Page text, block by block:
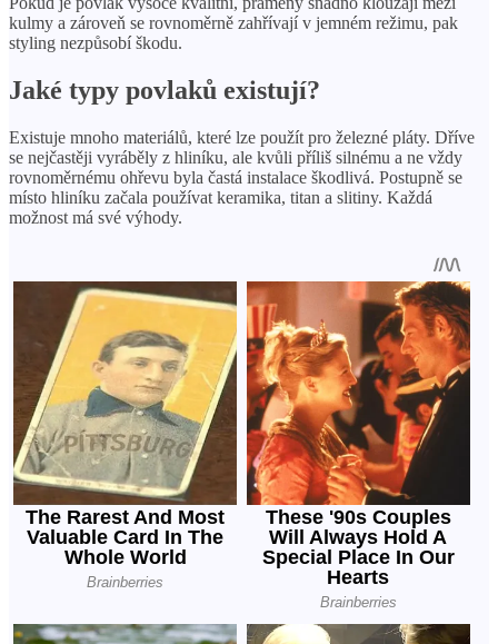
kulmy a zároveň se rovnoměrně zahřívají v jemném režimu, pak
styling nezpůsobí škodu.
Jaké typy povlaků existují?
Existuje mnoho materiálů, které lze použít pro železné pláty. Dříve
se nejčastěji vyráběly z hliníku, ale kvůli příliš silnému a ne vždy
rovnoměrnému ohřevu byla častá instalace škodlivá. Postupně se
místo hliníku začala používat keramika, titan a slitiny. Každá
možnost má své výhody.